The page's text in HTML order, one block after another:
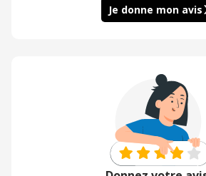
Je donne mon avis